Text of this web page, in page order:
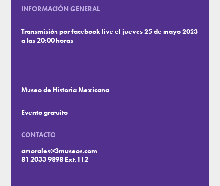
INFORMACIÓN GENERAL
Transmisión por facebook live el jueves 25 de mayo 2023
a las 20:00 horas
Museo de Historia Mexicana
Evento gratuito
CONTACTO
amorales@3museos.com
81 2033 9898 Ext.112